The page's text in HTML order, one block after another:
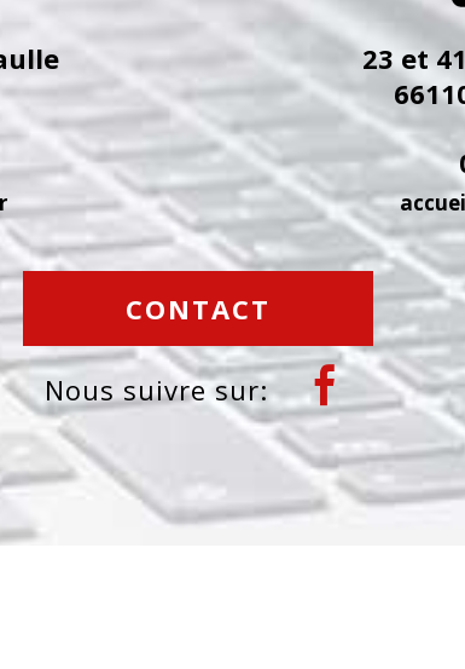
23 et
CONTACT
Nous suivre sur: